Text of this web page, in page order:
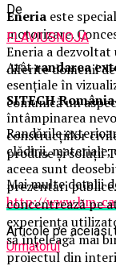
Eneria este
motorizare.
Eneria a
diferite domenii
SITECH
întâmpinarea
construcţiilor
produse și soluții
Mai multe detalii
http://www.bm-
Articole pe aceiasi
Urmatorul
De
FLAVIUSNOJA
Atâtrandarea
esențiale în
comunică un
Randările
clădirii,
aceea sunt
prezentări
concentrează pe
experiența
să înțeleagă mai
proiectul din